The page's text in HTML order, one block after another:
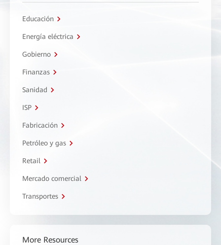
Educación
Energía eléctrica
Gobierno
Finanzas
Sanidad
ISP
Fabricación
Petróleo y gas
Retail
Mercado comercial
Transportes
More Resources